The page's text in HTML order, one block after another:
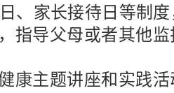
、家长接待日等制
指导父母或者其他
康主题讲座和实践